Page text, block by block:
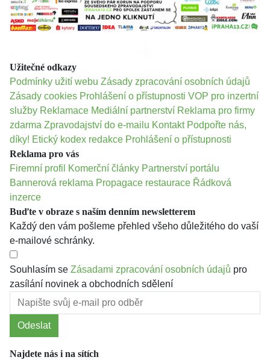
Užitečné odkazy
Podmínky užití webu Zásady zpracování osobních údajů
Zásady cookies Prohlášení o přístupnosti VOP pro inzertní
služby Reklamace Mediální partnerství Reklama pro firmy
zdarma Zpravodajství do e-mailu Kontakt Podpořte nás,
díky! Etický kodex redakce Prohlášení o přístupnosti
Reklama pro vás
Firemní profil
Komerční články Partnerství portálu
Bannerová reklama Propagace restaurace Řádková
inzerce
Buďte v obraze s naším denním newsletterem
Každý den vám pošleme přehled všeho důležitého do vaší
e-mailové schránky.
Souhlasím se Zásadami zpracování osobních údajů pro
zasílání novinek a obchodních sdělení
Odeslat
Najdete nás i na sítích